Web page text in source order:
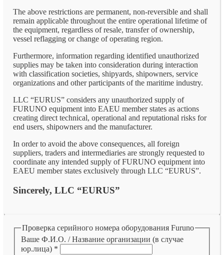
The above restrictions are permanent, non-reversible and shall
remain applicable throughout the entire operational lifetime of
the equipment, regardless of resale, transfer of ownership,
vessel reflagging or change of operating region.
Furthermore, information regarding identified unauthorized
supplies may be taken into consideration during interaction
with classification societies, shipyards, shipowners, service
organizations and other participants of the maritime industry.
LLC “EURUS” considers any unauthorized supply of
FURUNO equipment into EAEU member states as actions
creating direct technical, operational and reputational risks for
end users, shipowners and the manufacturer.
In order to avoid the above consequences, all foreign
suppliers, traders and intermediaries are strongly requested to
coordinate any intended supply of FURUNO equipment into
EAEU member states exclusively through LLC “EURUS”.
Sincerely, LLC “EURUS”
Проверка серийного номера оборудования Furuno
Ваше Ф.И.О. / Название организации (в случае
юр.лица) *